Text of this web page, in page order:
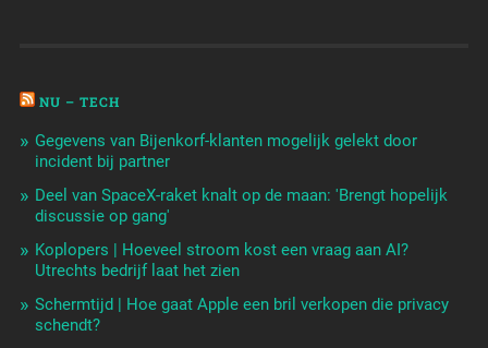
NU – TECH
Gegevens van Bijenkorf-klanten mogelijk gelekt door
incident bij partner
Deel van SpaceX-raket knalt op de maan: 'Brengt hopelijk
discussie op gang'
Koplopers | Hoeveel stroom kost een vraag aan AI?
Utrechts bedrijf laat het zien
Schermtijd | Hoe gaat Apple een bril verkopen die privacy
schendt?